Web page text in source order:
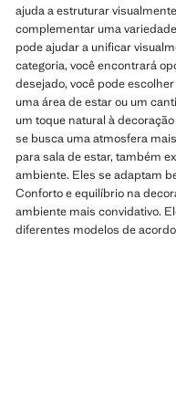
ajuda a estruturar
complementar uma
pode ajudar a unificar
categoria, você encontrará
desejado, você pode
uma área de estar ou um
um toque natural à
se busca uma atmosfera
para sala de estar, também
ambiente. Eles se adaptam
Conforto e equilíbrio na
ambiente mais convidativo.
diferentes modelos de